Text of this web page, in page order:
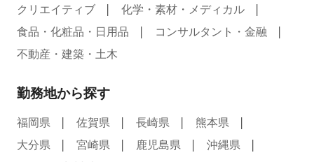
クリエイティブ
化学・素材・メディカル
食品・化粧品・日用品
コンサルタント・金融
不動産・建築・土木
勤務地から探す
福岡県 佐賀県 長崎県
熊本県
大分県
宮崎県 鹿児島県
沖縄県